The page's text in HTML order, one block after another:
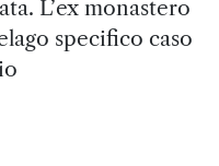
L’ex monastero
specifico caso